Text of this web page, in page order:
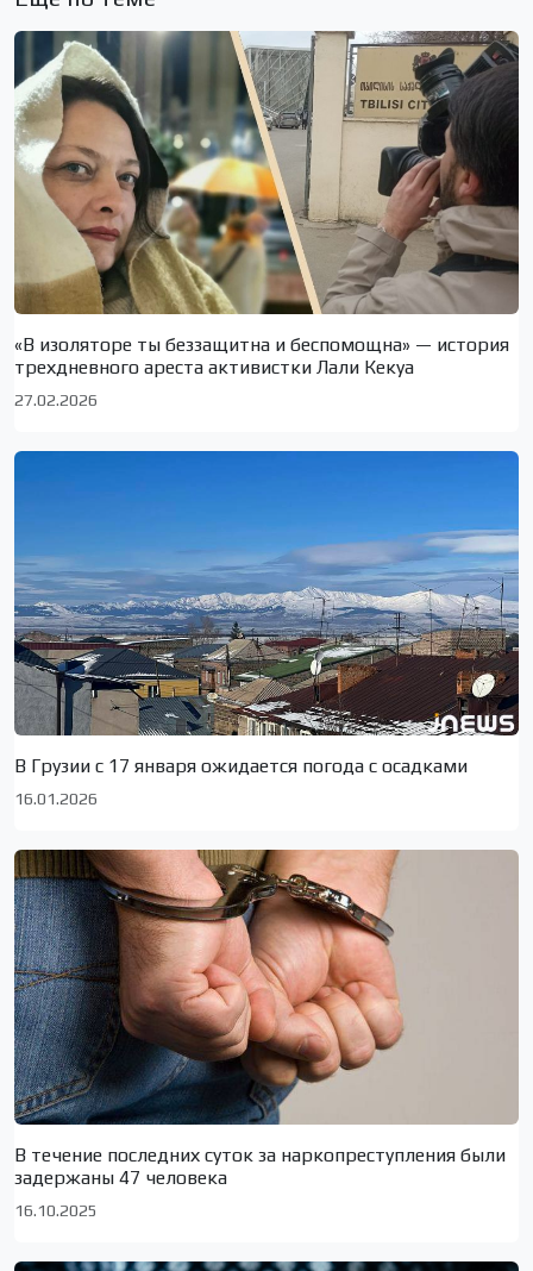
«В изоляторе ты беззащитна и беспомощна» — история
трехдневного ареста активистки Лали Кекуа
27.02.2026
В Грузии с 17 января ожидается погода с осадками
16.01.2026
В течение последних суток за наркопреступления были
задержаны 47 человека
16.10.2025